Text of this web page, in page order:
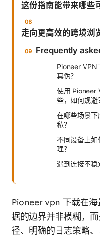
这份指南能带来哪些
走向更高效的跨境浏
Frequently
Pioneer VPN
真伪？
使用 Pioneer
些，如何规避
在哪些场景下
私？
不同设备上如
理？
遇到连接不稳
Pioneer vpn 下载在海
据的边界并非模糊，
径、明确的日志策略